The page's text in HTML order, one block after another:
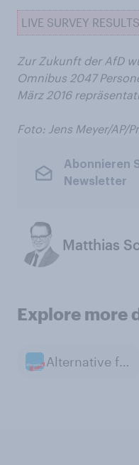
LIVE SURVEY RESULTS
Zur Zukunft der AfD
Omnibus 2047
März 2016
Foto: Jens Meyer/AP/
Abonnieren
Newsletter
Matthias
Explore more
Alternative für Deutschland